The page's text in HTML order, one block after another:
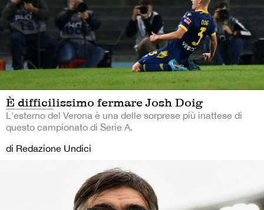
È difficilissimo fermare Josh Doig
L'esterno del Verona è una delle sorprese più inattese di
questo campionato di Serie A.
di Redazione Undici